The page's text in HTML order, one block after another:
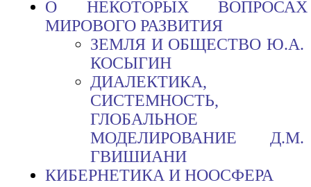
О НЕКОТОРЫХ ВОПРОСАХ
МИРОВОГО РАЗВИТИЯ
ЗЕМЛЯ И ОБЩЕСТВО Ю.А.
КОСЫГИН
ДИАЛЕКТИКА,
СИСТЕМНОСТЬ,
ГЛОБАЛЬНОЕ
МОДЕЛИРОВАНИЕ Д.М.
ГВИШИАНИ
КИБЕРНЕТИКА И НООСФЕРА